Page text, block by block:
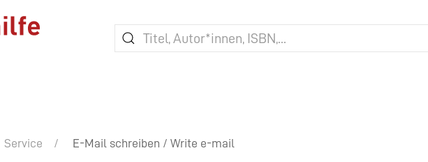
Service E-Mail schreiben / Write e-mail